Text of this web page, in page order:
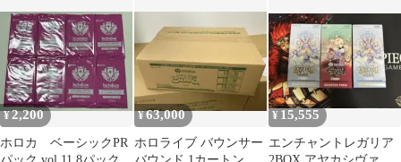
¥2,200
ホロカ ベーシックPR
¥63,000
ホロライブ バウンサー
¥ 15,555
エンチャントレガリア